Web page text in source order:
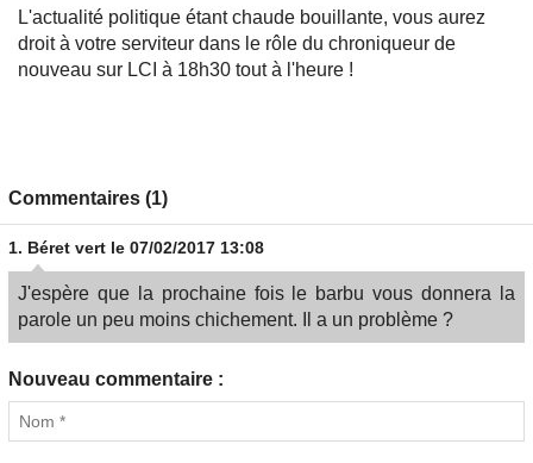
L'actualité politique étant chaude bouillante, vous aurez
droit à votre serviteur dans le rôle du chroniqueur de
nouveau sur LCI à 18h30 tout à l'heure !
Commentaires (1)
1. Béret vert le 07/02/2017 13:08
J'espère que la prochaine fois le barbu vous donnera la
parole un peu moins chichement. Il a un problème ?
Nouveau commentaire :